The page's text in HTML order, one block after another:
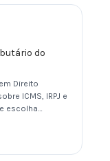
do
Direito
ICMS, IRPJ e
escolha…